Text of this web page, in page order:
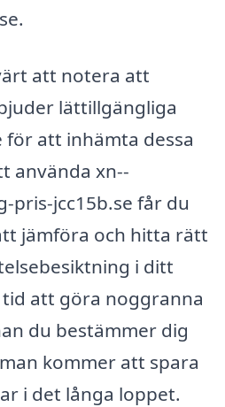
att notera att
lättillgängliga
att inhämta dessa
använda xn--
pris-jcc15b.se får du
jämföra och hitta rätt
i ditt
att göra noggranna
du bestämmer dig
kommer att spara
i det långa loppet.